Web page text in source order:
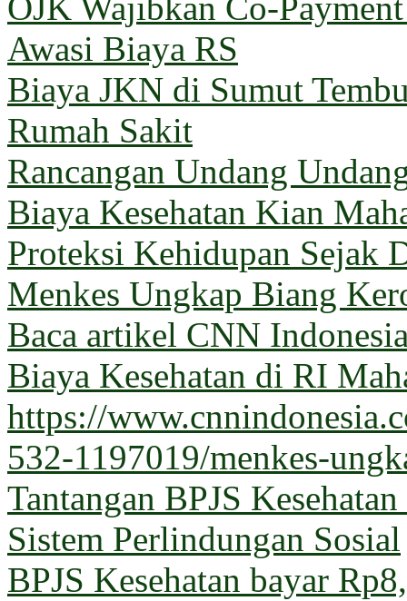
OJK Wajibkan Co-
Awasi Biaya RS
Biaya JKN di Sumut
Rumah Sakit
Rancangan Undang
Biaya Kesehatan Kian
Proteksi Kehidupan Sejak
Menkes Ungkap Biang
Baca artikel CNN
Biaya Kesehatan di RI
https://
532-1197019/menkes-
Tantangan BPJS
Sistem Perlindungan Sosial
BPJS Kesehatan bayar